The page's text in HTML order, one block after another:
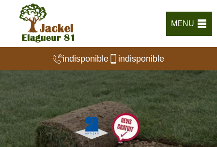
MENU
indisponible indisponible